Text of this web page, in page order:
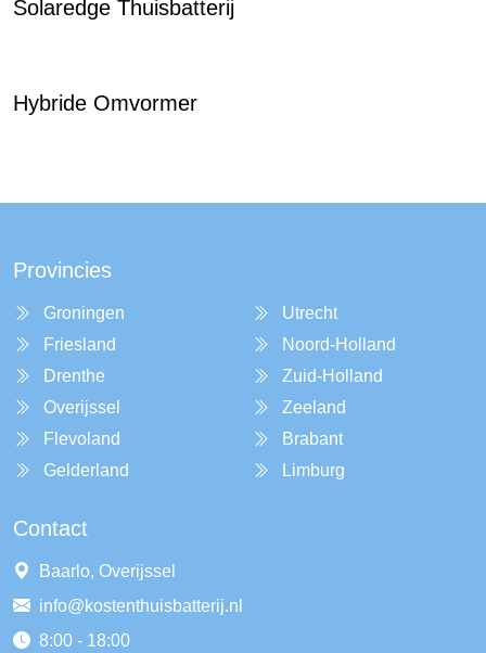
Solaredge Thuisbatterij
Hybride Omvormer
Provincies
Groningen
Friesland
Drenthe
Overijssel
Flevoland
Gelderland
Utrecht
Noord-Holland
Zuid-Holland
Zeeland
Brabant
Limburg
Contact
Baarlo, Overijssel
info@kostenthuisbatterij.nl
8:00 - 18:00